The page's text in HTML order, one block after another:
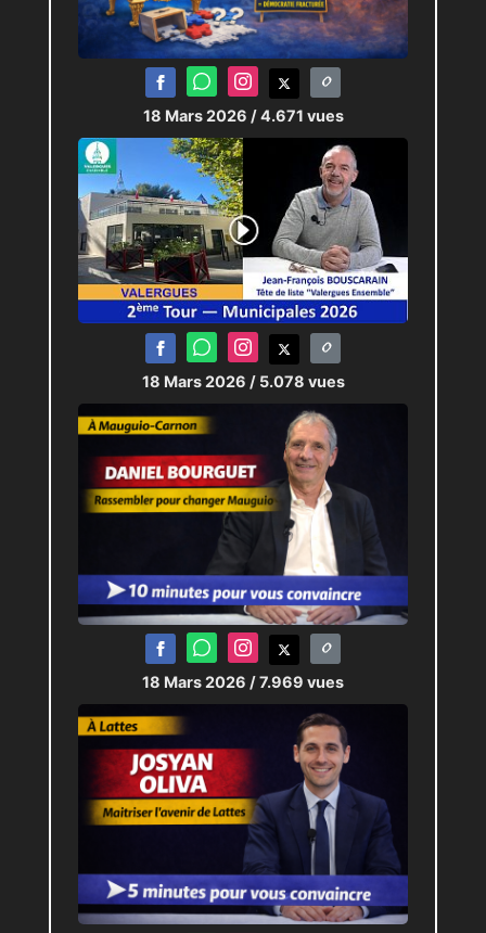
18 Mars 2026 / 4.671 vues
18 Mars 2026 / 5.078 vues
18 Mars 2026 / 7.969 vues